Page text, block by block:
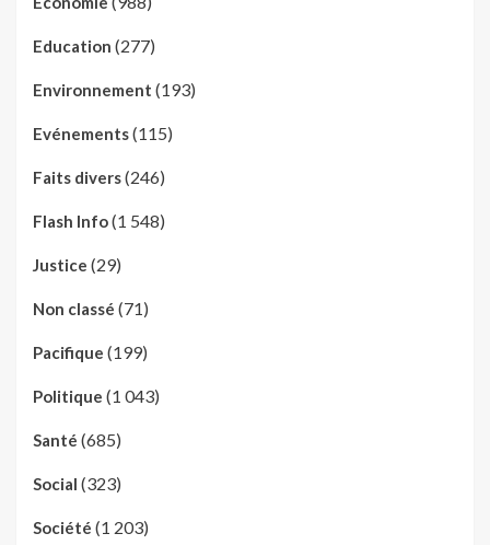
Education (277)
Environnement (193)
Evénements(115)
Faits divers(246)
Flash Info(1 548)
Justice (29)
Non classé (71)
Pacifique (199)
Politique (1 043)
Santé (685)
Social (323)
Société (1 203)